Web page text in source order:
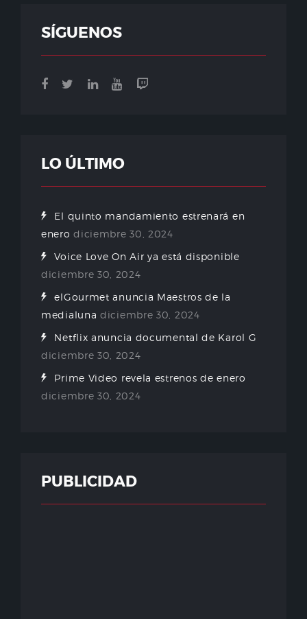
SÍGUENOS
LO ÚLTIMO
El quinto mandamiento estrenará en
enero diciembre 30, 2024
Voice Love On Air ya está disponible
diciembre 30, 2024
elGourmet anuncia Maestros de la
medialuna diciembre 30, 2024
Netflix anuncia documental de Karol G
diciembre 30, 2024
Prime Video revela estrenos de enero
diciembre 30, 2024
PUBLICIDAD